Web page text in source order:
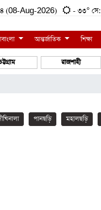
(08-Aug-2026) - ৩৩° সে:
আন্তর্জাতিক শিক্ষা
রাজশাহী
পানছড়ি মহালছড়ি